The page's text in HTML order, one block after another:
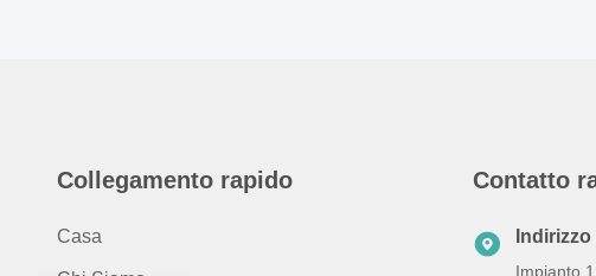
Collegamento rapido
Casa
Contatto
Indirizzo
Impianto